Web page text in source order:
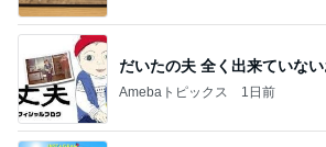
だいたの夫 全く出来ていない
Amebaトピックス 1日前